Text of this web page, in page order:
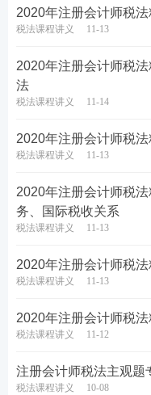
2020年注册会计师税
税法课程讲义 11-13
2020年注册会计师税
法
税法课程讲义 11-14
2020年注册会计师税法
税法课程讲义 11-13
2020年注册会计师税
务、国际税收关系
税法课程讲义 11-13
2020年注册会计师税法
税法课程讲义 11-13
2020年注册会计师税
税法课程讲义 11-12
注册会计师税法主观题
税法课程讲义 10-08